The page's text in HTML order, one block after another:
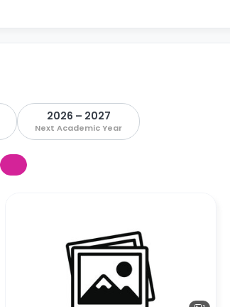
2026 – 2027
Next Academic Year